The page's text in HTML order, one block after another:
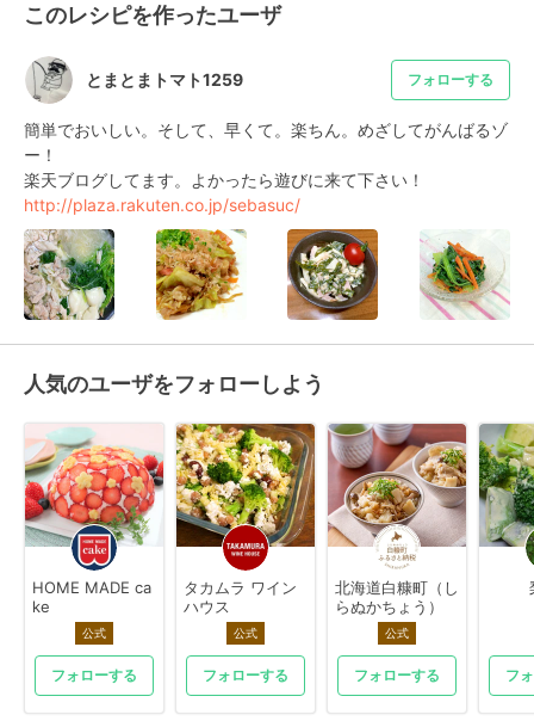
このレシピを作ったユーザ
とまとまトマト1259 フォローする
簡単でおいしい。そして、早くて。楽ちん。めざしてがんばるゾ
ー！
http://plaza.rakuten.co.jp/sebasuc/
人気のユーザをフォローしよう
HOME MADE ca
ke
公式
フォローする
タカムラ ワイン
ハウス
公式
フォローする
北海道白糠町（し
らぬかちょう）
公式
フォローする フ